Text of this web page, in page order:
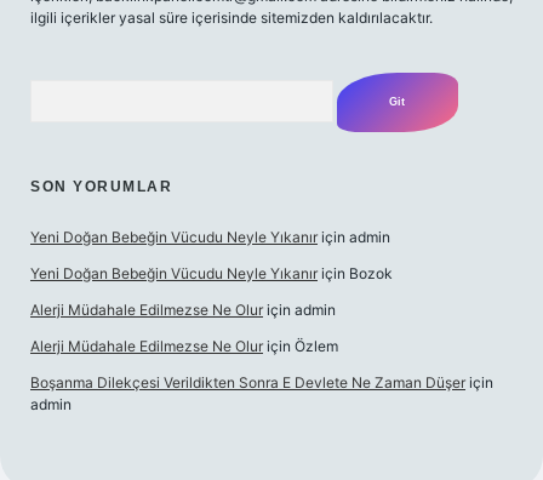
ilgili içerikler yasal süre içerisinde sitemizden kaldırılacaktır.
SON YORUMLAR
Yeni Doğan Bebeğin Vücudu Neyle Yıkanır için admin
Yeni Doğan Bebeğin Vücudu Neyle Yıkanır için Bozok
Alerji Müdahale Edilmezse Ne Olur için admin
Alerji Müdahale Edilmezse Ne Olur için Özlem
Boşanma Dilekçesi Verildikten Sonra E Devlete Ne Zaman Düşer için
admin